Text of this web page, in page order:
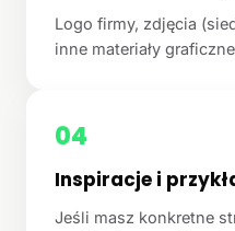
Logo firmy, zdjęcia
inne materiały
04
Inspiracje i
Jeśli masz konkretne